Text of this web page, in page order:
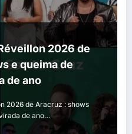
2026 de
e queima de
de ano
2026 de Aracruz : shows
de ano…